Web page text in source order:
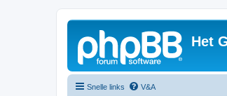
Het
Snelle links V&A